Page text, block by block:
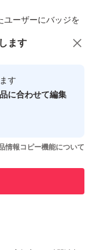
ユーザーにバッジを
ーザーです
た実績があります
があります
ます
す
に合わせて編集
情報コピー機能について